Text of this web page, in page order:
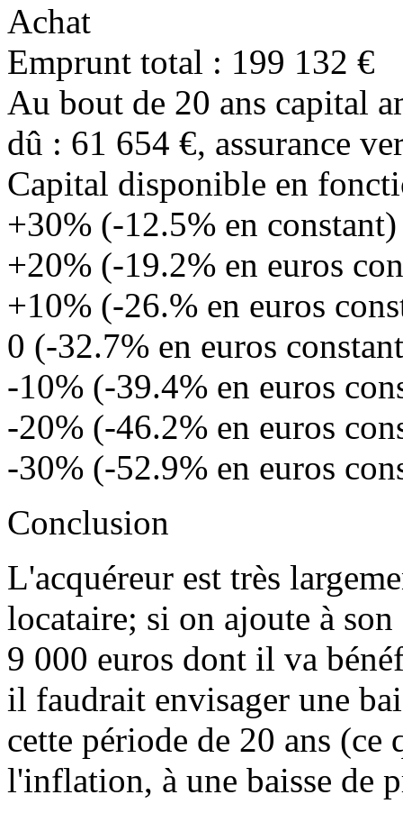
Achat
Emprunt total : 199 132 €
Au bout de 20 ans capital
dû : 61 654 €, assurance
Capital disponible en
+30% (-12.5% en
+20% (-19.2% en euros
+10% (-26.% en euros
0 (-32.7% en euros
-10% (-39.4% en euros
-20% (-46.2% en euros
-30% (-52.9% en euros
Conclusion
L'acquéreur est très
locataire; si on ajoute à
9 000 euros dont il va
il faudrait envisager une
cette période de 20 ans
l'inflation, à une baisse de